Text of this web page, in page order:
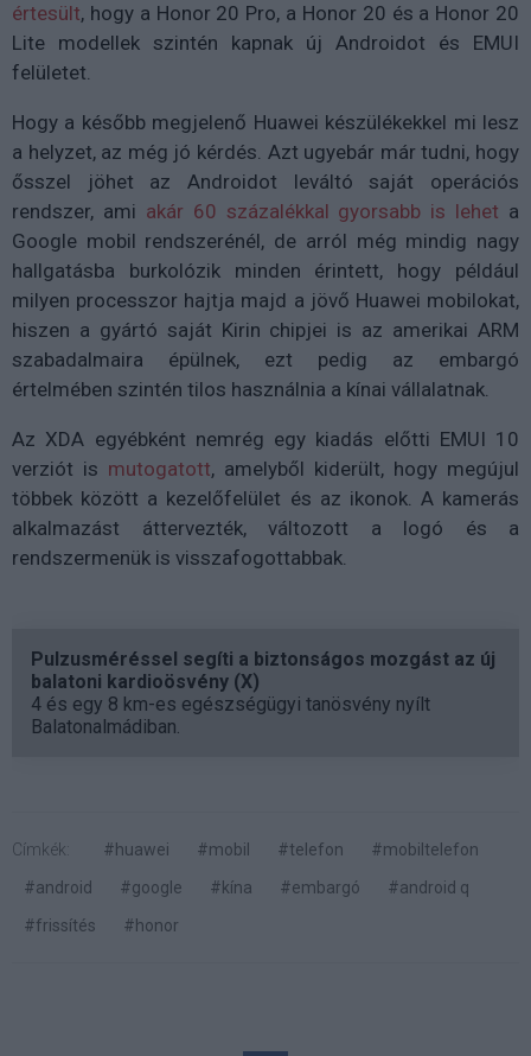
értesült, hogy a Honor 20 Pro, a Honor 20 és a Honor 20
Lite modellek szintén kapnak új Androidot és EMUI
felületet.
Hogy a később megjelenő Huawei készülékekkel mi lesz
a helyzet, az még jó kérdés. Azt ugyebár már tudni, hogy
ősszel jöhet az Androidot leváltó saját operációs
rendszer, ami akár 60 százalékkal gyorsabb is lehet a
Google mobil rendszerénél, de arról még mindig nagy
hallgatásba burkolózik minden érintett, hogy például
milyen processzor hajtja majd a jövő Huawei mobilokat,
hiszen a gyártó saját Kirin chipjei is az amerikai ARM
szabadalmaira épülnek, ezt pedig az embargó
értelmében szintén tilos használnia a kínai vállalatnak.
Az XDA egyébként nemrég egy kiadás előtti EMUI 10
verziót is mutogatott, amelyből kiderült, hogy megújul
többek között a kezelőfelület és az ikonok. A kamerás
alkalmazást áttervezték, változott a logó és a
rendszermenük is visszafogottabbak.
Pulzusméréssel segíti a biztonságos mozgást az új
balatoni kardioösvény (X)
4 és egy 8 km-es egészségügyi tanösvény nyílt
Balatonalmádiban.
Címkék: #huawei #mobil #telefon
#mobiltelefon
#android
#google #kína #embargó
#android q
#frissítés
#honor